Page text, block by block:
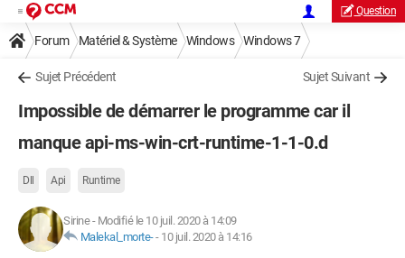
Question
Forum Matériel & Système Windows Windows 7
Sujet Précédent Sujet Suivant
Impossible de démarrer le programme car il
manque api-ms-win-crt-runtime-1-1-0.d
Dll Api Runtime
Sirine- Modifié le 10 juil. 2020 à 14:09
Malekal_morte-- 10 juil. 2020 à 14:16